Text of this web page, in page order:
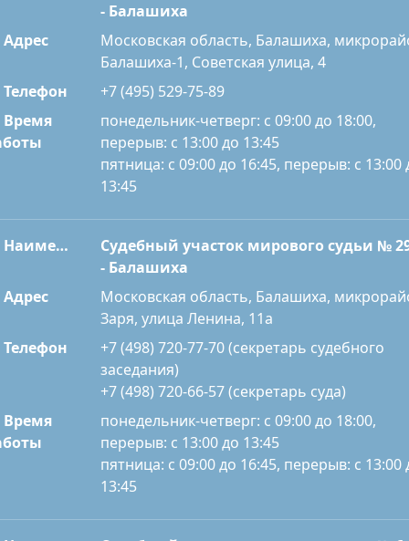
- Балашиха
Адрес
Московская область, Балашиха,
Балашиха-1, Советская улица, 4
Телефон
+7 (495) 529-75-89
Время
понедельник-четверг: с 09:00 до 18:00,
перерыв: с 13:00 до 13:45
пятница: с 09:00 до 16:45, перерыв: с 13:00
13:45
Наименование
Судебный участок мирового судьи №
- Балашиха
Адрес
Московская область, Балашиха,
Заря, улица Ленина, 11а
Телефон
+7 (498) 720-77-70 (секретарь судебного
заседания)
+7 (498) 720-66-57 (секретарь суда)
Время
понедельник-четверг: с 09:00 до 18:00,
перерыв: с 13:00 до 13:45
пятница: с 09:00 до 16:45, перерыв: с 13:00
13:45